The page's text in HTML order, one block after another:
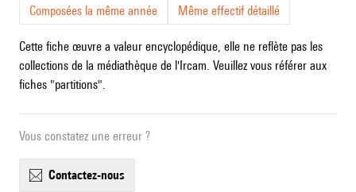
Composées la même année
Même effectif détaillé
Cette fiche œuvre a valeur encyclopédique, elle ne reflète pas les
collections de la médiathèque de l'Ircam. Veuillez vous référer aux
fiches "partitions".
Vous constatez une erreur ?
contactez-nous